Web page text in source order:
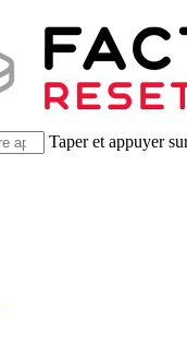
Taper et appuyer